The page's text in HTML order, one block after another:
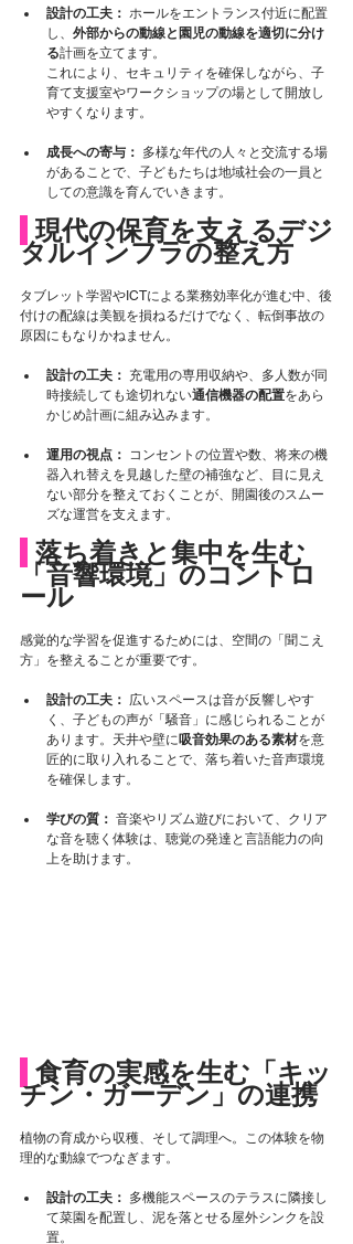
設計の工夫： ホールをエントランス付近に配置
し、 外部からの動線と園児の動線を適切に分け
る計画を立てます。
これにより、セキュリティを確保しながら、子
育て支援室やワークショップの場として開放し
やすくなります。
成長への寄与： 多様な年代の人々と交流する場
があることで、子どもたちは地域社会の一員と
しての意識を育んでいきます。
現代の保育を支えるデジ
タルインフラの整え方
タブレット学習やICTによる業務効率化が進む中、後
付けの配線は美観を損ねるだけでなく、転倒事故の
原因にもなりかねません。
設計の工夫： 充電用の専用収納や、多人数が同
時接続しても途切れない通信機器の配置をあら
かじめ計画に組み込みます。
運用の視点：
コンセントの位置や数、将来の機
器入れ替えを見越した壁の補強など、目に見え
ない部分を整えておくことが、開園後のスムー
ズな運営を支えます。
落ち着きと集中を生む
「音響環境」のコントロ
ール
感覚的な学習を促進するためには、空間の「聞こえ
方」を整えることが重要です。
設計の工夫： 広いスペースは音が反響しやす
く、子どもの声が「騒音」に感じられることが
あります。天井や壁に吸音効果のある素材を意
匠的に取り入れることで、落ち着いた音声環境
を確保します。
学びの質： 音楽やリズム遊びにおいて、クリア
な音を聴く体験は、聴覚の発達と言語能力の向
上を助けます。
食育の実感を生む「キッ
チン・ガーデン」の連携
植物の育成から収穫、そして調理へ。この体験を物
理的な動線でつなぎます。
設計の工夫： 多機能スペースのテラスに隣接し
て菜園を配置し、泥を落とせる屋外シンクを設
置。